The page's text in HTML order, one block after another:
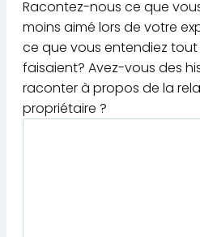
Racontez-nous ce que
moins aimé lors de votre
ce que vous entendiez
faisaient? Avez-vous des
raconter à propos de la
propriétaire ?